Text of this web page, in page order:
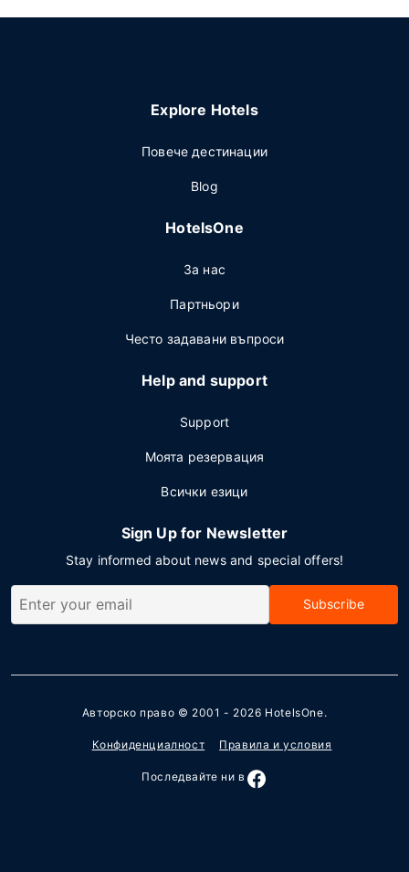
Explore Hotels
Повече дестинации
Blog
HotelsOne
За нас
Партньори
Често задавани въпроси
Help and support
Support
Моята резервация
Всички езици
Sign Up for Newsletter
Stay informed about news and special offers!
Subscribe
Авторско право © 2001 - 2026 HotelsOne.
Конфиденциалност Правила и условия
Последвайте ни в